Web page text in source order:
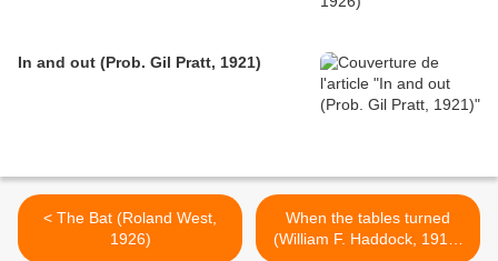
In and out (Prob. Gil Pratt, 1921)
< The Bat (Roland West,
1926)
When the tables turned
(William F. Haddock, 1911)